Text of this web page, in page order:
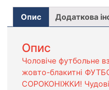
Опис Додаткова
Опис
Чоловіче футбольне
жовто-блакитні
СОРОКОНІЖКИ! Чудові